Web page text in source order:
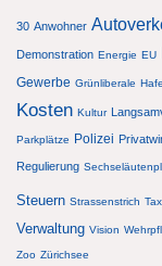
30 Anwohner
Demonstration Energie EU
Gewerbe Grünliberale
Kosten Kultur
Parkplätze Polizei
Regulierung
Steuern Strassenstrich
Verwaltung Vision
Zoo Zürichsee